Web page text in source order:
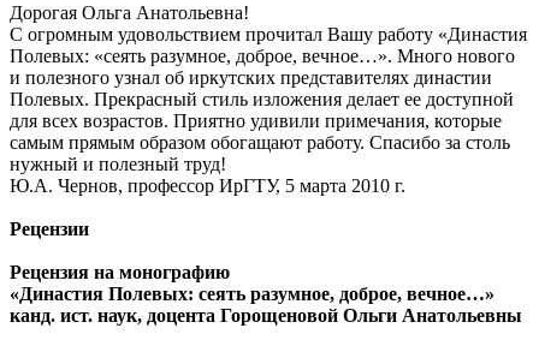
Дорогая Ольга Анатольевна!
С огромным удовольствием прочитал Вашу работу «Династия
Полевых: «сеять разумное, доброе, вечное…». Много нового
и полезного узнал об иркутских представителях династии
Полевых. Прекрасный стиль изложения делает ее доступной
для всех возрастов. Приятно удивили примечания, которые
самым прямым образом обогащают работу. Спасибо за столь
нужный и полезный труд!
Ю.А. Чернов, профессор ИрГТУ, 5 марта 2010 г.
Рецензии
Рецензия на монографию
«Династия Полевых: сеять разумное, доброе, вечное…»
канд. ист. наук, доцента Горощеновой Ольги Анатольевны